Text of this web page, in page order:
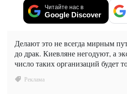
Читайте нас в
Google Discover
Делают это не всегда мирным
до драк. Киевляне негодуют, а
число таких организаций будет